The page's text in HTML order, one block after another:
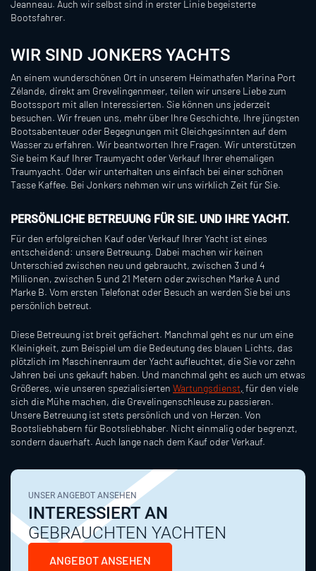
Jeanneau. Auch wir selbst sind in erster Linie begeisterte
Bootsfahrer.
WIR SIND JONKERS YACHTS
An einem wunderschönen Ort in unserem Heimathafen Marina Port
Zélande, direkt am Grevelingenmeer, teilen wir unsere Liebe zum
Bootssport mit allen Interessierten. Sie können uns jederzeit
besuchen. Wir freuen uns, mehr über Ihre Geschichte, Ihre jüngsten
Bootsabenteuer oder Begegnungen mit Gleichgesinnten auf dem
Wasser zu erfahren. Wir beantworten Ihre Fragen. Wir unterstützen
Sie beim Kauf Ihrer Traumyacht oder Verkauf Ihrer ehemaligen
Traumyacht. Oder wir unterhalten uns einfach bei einer schönen
Tasse Kaffee. Bei Jonkers nehmen wir uns wirklich Zeit für Sie.
PERSÖNLICHE BETREUUNG FÜR SIE. UND IHRE YACHT.
Für den erfolgreichen Kauf oder Verkauf Ihrer Yacht ist eines
entscheidend: unsere Betreuung. Dabei machen wir keinen
Unterschied zwischen neu und gebraucht, zwischen 3 und 4
Millionen, zwischen 5 und 21 Metern oder zwischen Marke A und
Marke B. Vom ersten Telefonat oder Besuch an werden Sie bei uns
persönlich betreut.
Diese Betreuung ist breit gefächert. Manchmal geht es nur um eine
Kleinigkeit, zum Beispiel um die Bedeutung des blauen Lichts, das
plötzlich im Maschinenraum der Yacht aufleuchtet, die Sie vor zehn
Jahren bei uns gekauft haben. Und manchmal geht es auch um etwas
Größeres, wie unseren spezialisierten Wartungsdienst, für den viele
sich die Mühe machen, die Grevelingenschleuse zu passieren.
Unsere Betreuung ist stets persönlich und von Herzen. Von
Bootsliebhabern für Bootsliebhaber. Nicht einmalig oder begrenzt,
sondern dauerhaft. Auch lange nach dem Kauf oder Verkauf.
UNSER ANGEBOT ANSEHEN
INTERESSIERT AN
GEBRAUCHTEN YACHTEN
ANGEBOT ANSEHEN